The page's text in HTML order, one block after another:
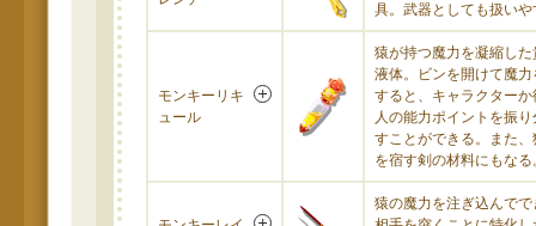
具。武器としても扱いや
モンキーリキ
ュール
猿が持つ魔力を凝縮した
液体。ビンを開けて魔力
すると、キャラクターか
人の能力ポイントを振
すことができる。また、
を宿す剣の材料にもなる
猿の魔力を注ぎ込んでで